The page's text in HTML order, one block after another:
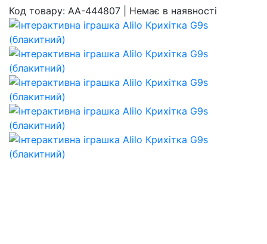
Код товару: AA-444807 Немає в наявності